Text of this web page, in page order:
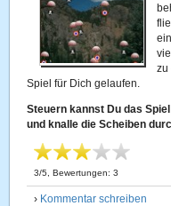
zu
Spiel für Dich gelaufen.
Steuern kannst Du das
und knalle die Scheiben
3/5 , Bewertungen:3
› Kommentar schreiben